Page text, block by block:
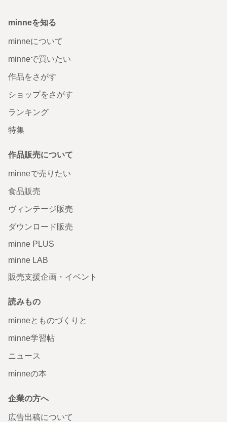
minneを知る
minneについて
minneで買いたい
作品をさがす
ショップをさがす
ランキング
特集
作品販売について
minneで売りたい
食品販売
ヴィンテージ販売
ダウンロード販売
minne PLUS
minne LAB
販売支援企画・イベント
読みもの
minneとものづくりと
minne学習帖
ニュース
minneの本
企業の方へ
広告出稿について